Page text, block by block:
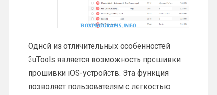
Одной из отличительных особенностей
3uTools является возможность прошивки
прошивки iOS-устройств. Эта функция
позволяет пользователям с легкостью